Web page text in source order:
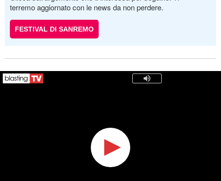
terremo aggiornato con le news da non perdere.
FESTIVAL DI SANREMO